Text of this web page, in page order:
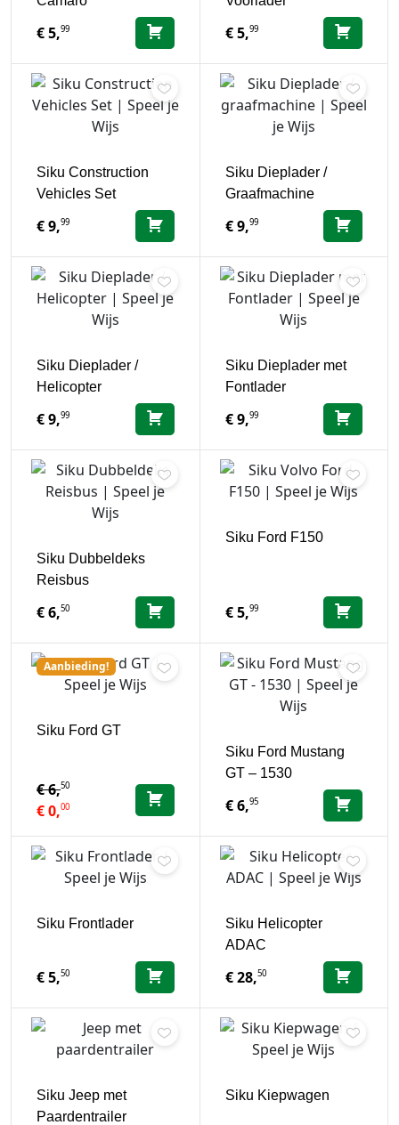
€5,99 €5,99
Siku Construction
Vehicles Set
€9,99
Siku Dieplader /
Graafmachine
€9,99
Siku Dieplader /
Helicopter
€9,99
Siku Dieplader met
Fontlader
€9,99
Siku Dubbeldeks
Reisbus
€6,50
Siku Ford F150
€5,99
Aanbieding!
Siku Ford GT
€6,50
€0,00
Siku Ford Mustang
GT – 1530
€6,95
Siku Frontlader
€5,50
Siku Helicopter
ADAC
€28,50
Siku Jeep met
Paardentrailer
Siku Kiepwagen